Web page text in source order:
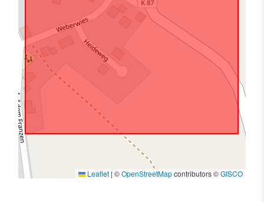
Leaflet | ©OpenStreetMapcontributors ©GISCO